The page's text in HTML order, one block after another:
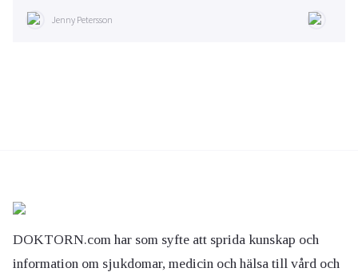
Jenny Petersson
DOKTORN.com har som syfte att sprida kunskap och
information om sjukdomar, medicin och hälsa till vård och